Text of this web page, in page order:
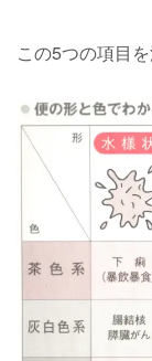
この5つの項目